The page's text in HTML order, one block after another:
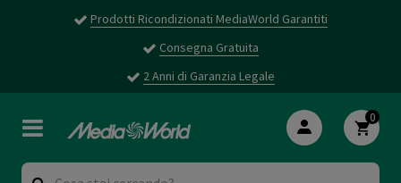
Prodotti Ricondizionati MediaWorld Garantiti
Consegna Gratuita
2 Anni di Garanzia Legale
0